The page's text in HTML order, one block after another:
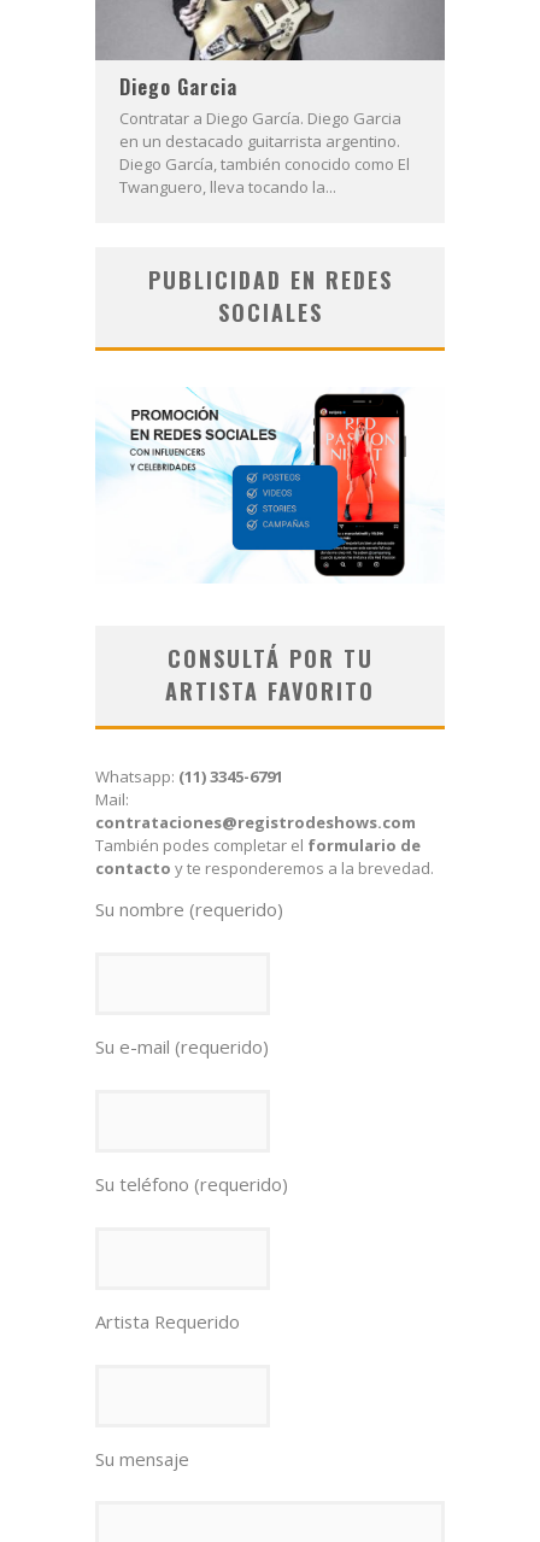
Diego Garcia
Contratar a Diego García. Diego Garcia
en un destacado guitarrista argentino.
Diego García, también conocido como El
Twanguero, lleva tocando la...
PUBLICIDAD EN REDES
SOCIALES
CONSULTÁ POR TU
ARTISTA FAVORITO
Whatsapp: (11) 3345-6791
Mail:
contrataciones@registrodeshows.com
También podes completar el formulario de
contacto y te responderemos a la brevedad.
Su nombre (requerido)
Su e-mail (requerido)
Su teléfono (requerido)
Artista Requerido
Su mensaje